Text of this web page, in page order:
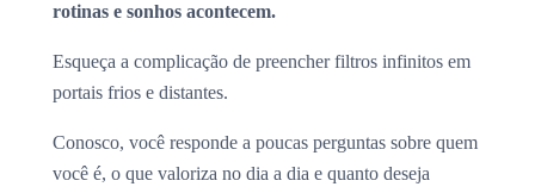
rotinas e sonhos acontecem.
Esqueça a complicação de preencher filtros infinitos em
portais frios e distantes.
Conosco, você responde a poucas perguntas sobre quem
você é, o que valoriza no dia a dia e quanto deseja